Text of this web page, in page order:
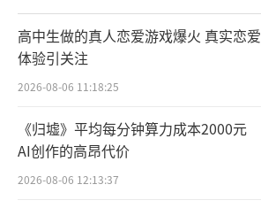
高中生做的真人恋爱游戏爆火 真实恋爱
体验引关注
2026-08-06 11:18:25
《归墟》平均每分钟算力成本2000元
AI创作的高昂代价
2026-08-06 12:13:37